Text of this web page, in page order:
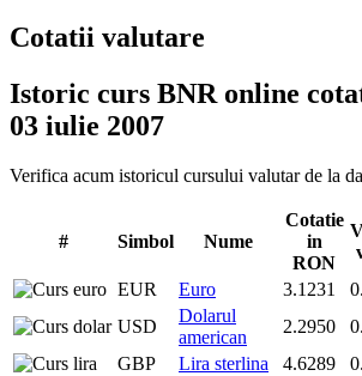
Cotatii valutare
Istoric curs BNR online
03 iulie 2007
Verifica acum istoricul cursului valutar de la
# Simbol Nume
Cotatie
in
RON
EUR
Euro 3.1231
USD
Dolarul
american
2.2950
GBP
Lira sterlina 4.6289